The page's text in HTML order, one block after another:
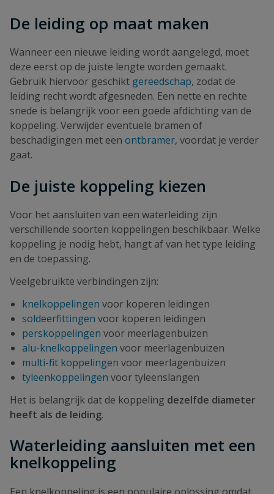
De leiding op maat maken
Wanneer een nieuwe leiding wordt aangelegd, moet
deze eerst op de juiste lengte worden gemaakt.
Gebruik hiervoor geschikt gereedschap, zodat de
leiding recht wordt afgesneden. Een nette en rechte
snede is belangrijk voor een goede afdichting van de
koppeling. Verwijder eventuele bramen of
beschadigingen met een ontbramer, voordat je verder
gaat.
De juiste koppeling kiezen
Voor het aansluiten van een waterleiding zijn
verschillende soorten koppelingen beschikbaar. Welke
koppeling je nodig hebt, hangt af van het type leiding
en de toepassing.
Veelgebruikte verbindingen zijn:
knelkoppelingen voor koperen leidingen
soldeerfittingen voor koperen leidingen
perskoppelingen voor meerlagenbuizen
alu-knelkoppelingen voor meerlagenbuizen
multi-fit koppelingen voor meerlagenbuizen
tyleenkoppelingen voor tyleenslangen
Het is belangrijk dat de koppeling dezelfde diameter
heeft als de leiding.
Waterleiding aansluiten met een
knelkoppeling